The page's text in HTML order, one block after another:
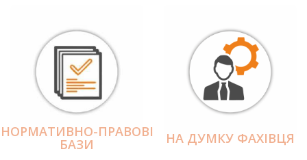
НОРМАТИВНО-ПРАВОВІ
БАЗИ НА ДУМКУ ФАХІВЦЯ